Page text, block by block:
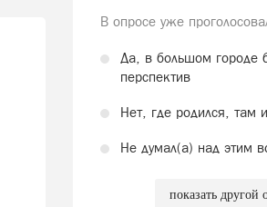
В опросе уже
Да, в большом городе
перспектив
Нет, где родился, там
Не думал(а) над этим
показать другой